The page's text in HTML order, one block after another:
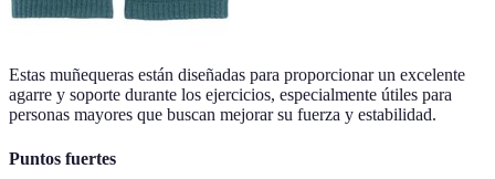
Estas muñequeras están diseñadas para proporcionar un excelente
agarre y soporte durante los ejercicios, especialmente útiles para
personas mayores que buscan mejorar su fuerza y estabilidad.
Puntos fuertes